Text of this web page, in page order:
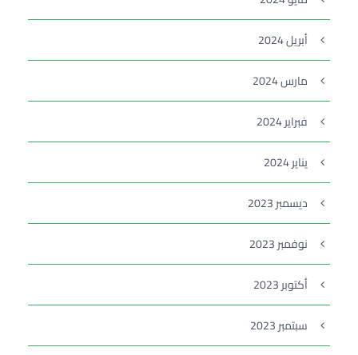
أبريل 2024
مارس 2024
فبراير 2024
يناير 2024
ديسمبر 2023
نوفمبر 2023
أكتوبر 2023
سبتمبر 2023